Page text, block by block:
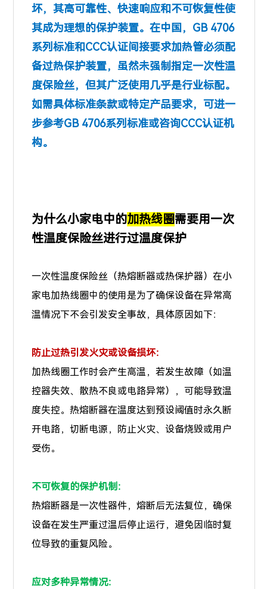
坏，其高可靠性、快速响应和不可恢复性使
其成为理想的保护装置。在中国，GB 4706
系列标准和CCC认证间接要求加热管必须配
备过热保护装置，虽然未强制指定一次性温
度保险丝，但其广泛使用几乎是行业标配。
如需具体标准条款或特定产品要求，可进一
步参考GB 4706系列标准或咨询CCC认证机
构。
为什么小家电中的加热线圈需要用一次
性温度保险丝进行过温度保护
一次性温度保险丝（热熔断器或热保护器）在小
家电加热线圈中的使用是为了确保设备在异常高
温情况下不会引发安全事故，具体原因如下：
防止过热引发火灾或设备损坏：
加热线圈工作时会产生高温，若发生故障（如温
控器失效、散热不良或电路异常），可能导致温
度失控。热熔断器在温度达到预设阈值时永久断
开电路，切断电源，防止火灾、设备烧毁或用户
受伤。
不可恢复的保护机制：
热熔断器是一次性器件，熔断后无法复位，确保
设备在发生严重过温后停止运行，避免因临时复
位导致的重复风险。
应对多种异常情况：